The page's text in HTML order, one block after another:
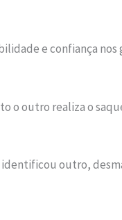
e confiança nos
o outro realiza o
outro,